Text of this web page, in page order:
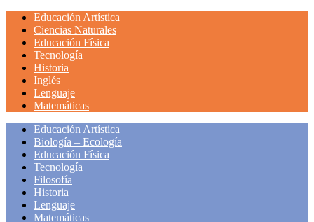
Educación Artística
Ciencias Naturales
Educación Física
Tecnología
Historia
Inglés
Lenguaje
Matemáticas
Educación Artística
Biología – Ecología
Educación Física
Tecnología
Filosofía
Historia
Lenguaje
Matemáticas